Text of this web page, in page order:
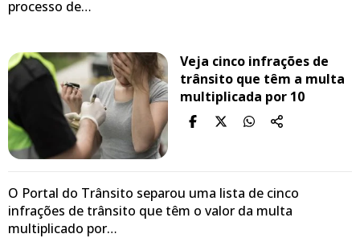
processo de…
Veja cinco infrações de
trânsito que têm a multa
multiplicada por 10
O Portal do Trânsito separou uma lista de cinco
infrações de trânsito que têm o valor da multa
multiplicado por…